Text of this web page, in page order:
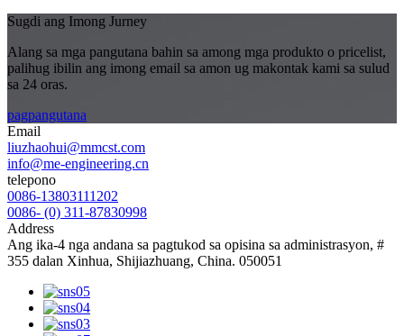
Sugdi ang Imong Jurney
Alang sa mga pangutana bahin sa among mga produkto o pricelist,
palihug ibilin ang imong email sa amon ug makontak kami sa sulud
sa 24 oras.
pagpangutana
Email
liuzhaohui@mmcst.com
info@me-engineering.cn
telepono
0086-13803111202
0086- (0) 311-87830998
Address
Ang ika-4 nga andana sa pagtukod sa opisina sa administrasyon, #
355 dalan Xinhua, Shijiazhuang, China. 050051